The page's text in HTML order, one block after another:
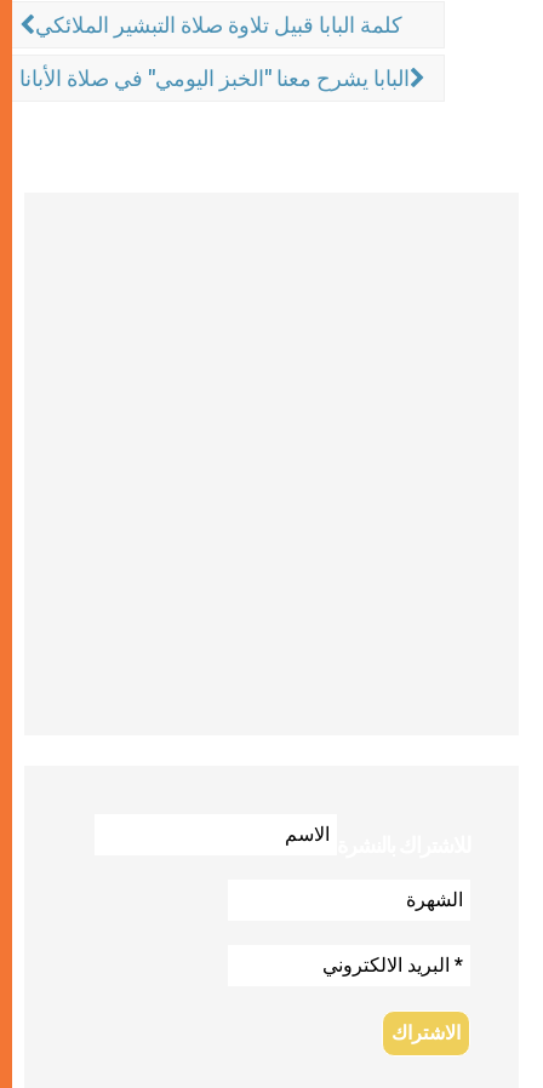
كلمة البابا قبيل تلاوة صلاة التبشير الملائكي
البابا يشرح معنا "الخبز اليومي" في صلاة الأبانا